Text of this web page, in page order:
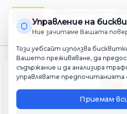
Община
Мандат 2023-2027
Управление на
Ние зачитаме Вашата
Този уебсайт използва
Вашето преживяване, да
съдържание и да анализира
управлявате предпочитанията
Приемам